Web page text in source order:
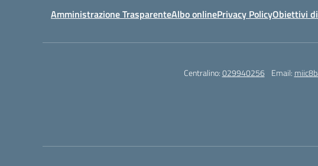
Amministrazione TrasparenteAlbo onlinePrivacy PolicyObiettivi
Centralino:029940256 Email: